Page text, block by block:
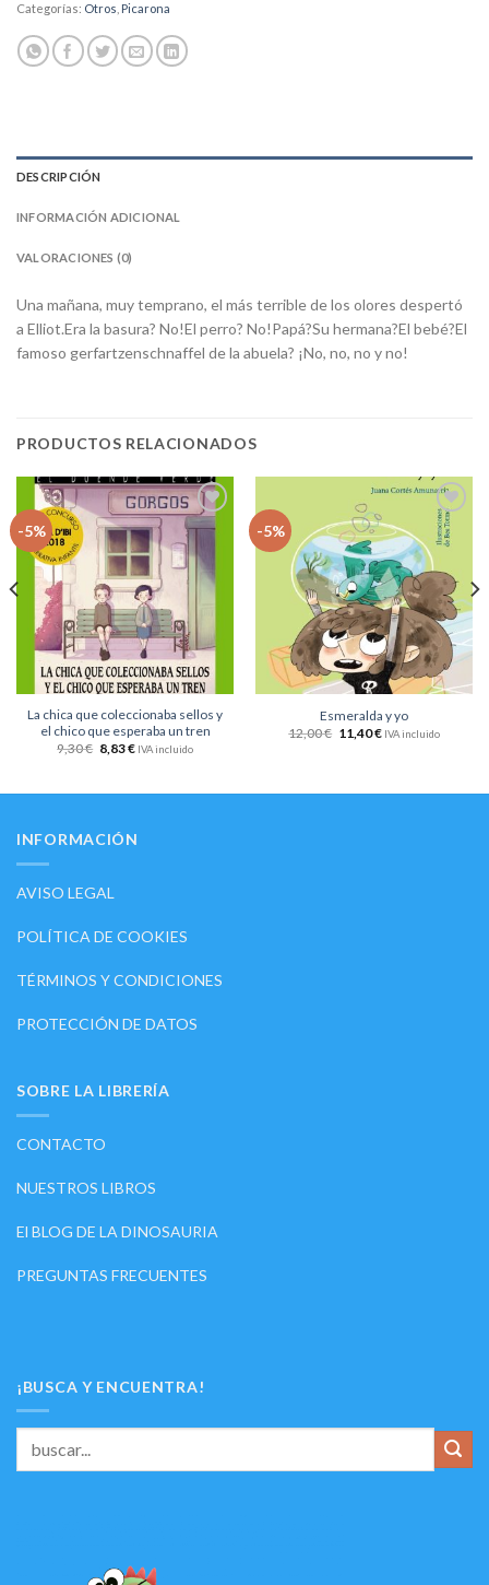
Categorías: Otros Picarona
DESCRIPCIÓN
INFORMACIÓN ADICIONAL
VALORACIONES (0)
Una mañana, muy temprano, el más terrible de los olores despertó
a Elliot.Era la basura? No!El perro? No!Papá?Su hermana?El bebé?El
famoso gerfartzenschnaffel de la abuela? ¡No, no, no y no!
PRODUCTOS RELACIONADOS
-5%
Añadir
lista
de
deseos
La chica que coleccionaba sellos y
el chico que esperaba un tren
9,30€ 8,83€ IVA incluido
-5%
Añadir
a la
deseos
Esmeralda y yo
12,00€ 11,40€ IVA incluido
INFORMACIÓN
AVISO LEGAL
POLÍTICA DE COOKIES
TÉRMINOS Y CONDICIONES
PROTECCIÓN DE DATOS
SOBRE LA LIBRERÍA
CONTACTO
NUESTROS LIBROS
El BLOG DE LA DINOSAURIA
PREGUNTAS FRECUENTES
¡BUSCA Y ENCUENTRA!